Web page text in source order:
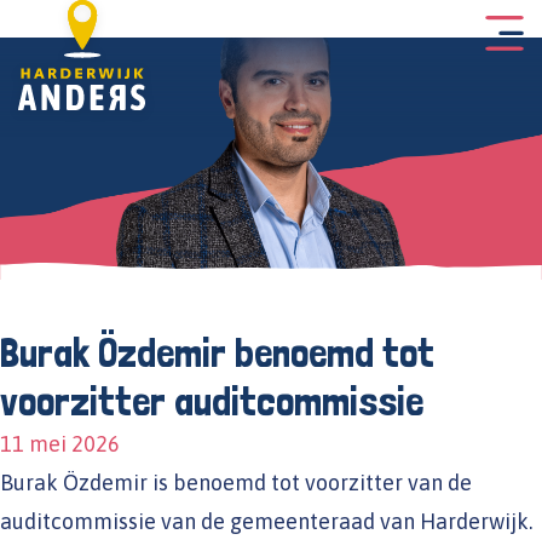
Burak Özdemir benoemd tot
voorzitter auditcommissie
11 mei 2026
Burak Özdemir is benoemd tot voorzitter van de
auditcommissie van de gemeenteraad van Harderwijk.